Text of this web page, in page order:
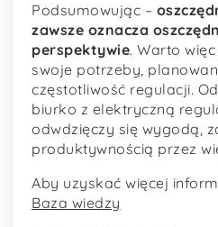
Podsumowując –
zawsze oznacza
perspektywie. Warto
swoje potrzeby,
częstotliwość regulacji.
biurko z elektryczną
odwdzięczy się wygodą,
produktywnością przez
Aby uzyskać więcej
Baza wiedzy